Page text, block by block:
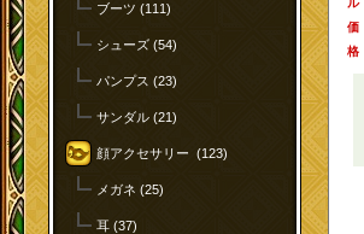
ブーツ (111)
シューズ (54)
パンプス (23)
サンダル (21)
顔アクセサリー (123)
メガネ (25)
耳 (37)
ル
価
格